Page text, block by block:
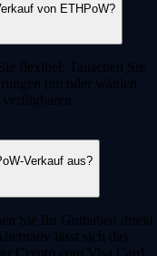
von ETHPoW?
flexibel: Tauschen Sie
um oder wählen
Verkauf aus?
Sie Ihr Guthaben direkt
lässt sich das
Crypto.com Visa Card